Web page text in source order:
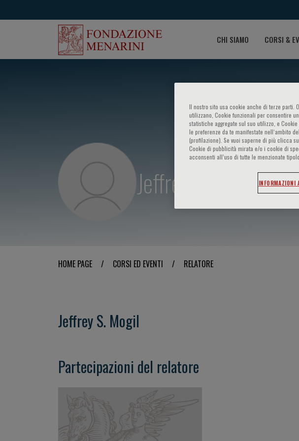
CHI SIAMO CORSI &
Jeffrey S. Mogil
HOME PAGE / CORSI ED EVENTI / RELATORE
Jeffrey S. Mogil
Partecipazioni del relatore
Il nostro sito usa cookie anche di terze parti.
utilizzano, Cookie funzionali per consentire
statistiche aggregate sul suo utilizzo, e
le preferenze da te manifestate nell‘ambito
(profilazione). Se vuoi saperne di più clicca
Cookie di pubblicità mirata e/o i cookie di
acconsenti all’uso di tutte le menzionate
INFORMAZIONI